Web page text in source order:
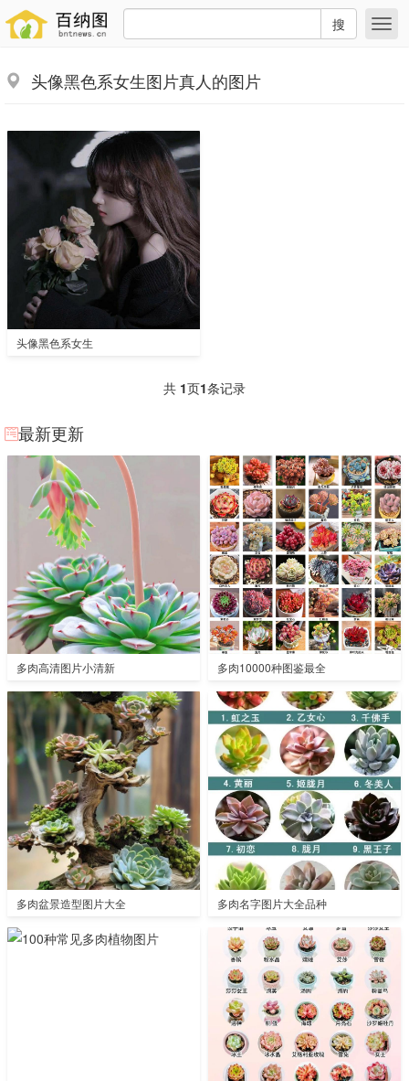
搜
头像黑色系女生图片真人的图片
头像黑色系女生
共 1页1条记录
最新更新
多肉高清图片小清新 多肉10000种图鉴最全
多肉盆景造型图片大全 多肉名字图片大全品种